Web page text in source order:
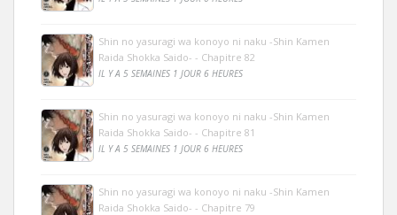
Shin no yasuragi wa konoyo ni naku -Shin Kamen
Raida Shokka Saido- - Chapitre 82
IL Y A 5 SEMAINES 1 JOUR 6 HEURES
Shin no yasuragi wa konoyo ni naku -Shin Kamen
Raida Shokka Saido- - Chapitre 81
IL Y A 5 SEMAINES 1 JOUR 6 HEURES
Shin no yasuragi wa konoyo ni naku -Shin Kamen
Raida Shokka Saido- - Chapitre 79